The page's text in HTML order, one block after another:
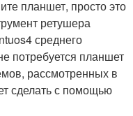
планшет, просто это
ретушера
среднего
потребуется планшет
рассмотренных в
сделать с помощью